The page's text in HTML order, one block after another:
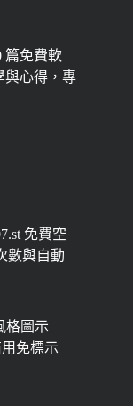
篇免費軟
與心得，專
免費空
數與自動
格圖示
免標示